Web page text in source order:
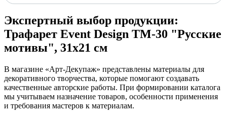
Экспертный выбор продукции:
Трафарет Event Design ТМ-30 "Русские
мотивы", 31х21 см
В магазине «Арт-Декупаж» представлены материалы для
декоративного творчества, которые помогают создавать
качественные авторские работы. При формировании каталога
мы учитываем назначение товаров, особенности применения
и требования мастеров к материалам.